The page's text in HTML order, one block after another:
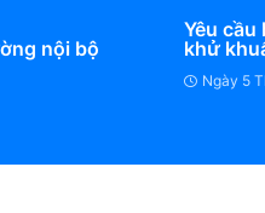
nội bộ
Yêu
khử
Ngày 5